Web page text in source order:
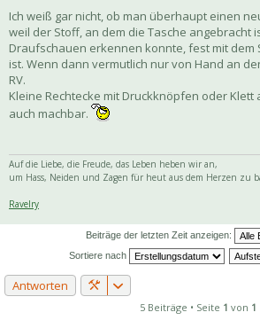
Ich weiß gar nicht, ob man überhaupt einen
weil der Stoff, an dem die Tasche angebracht
Draufschauen erkennen konnte, fest mit
ist. Wenn dann vermutlich nur von Hand an
RV.
Kleine Rechtecke mit Druckknöpfen oder Klett
auch machbar.
Auf die Liebe, die Freude, das Leben heben wir an,
um Hass, Neiden und Zagen für heut aus dem Herzen zu
Ravelry
Beiträge der letzten Zeit anzeigen:
Sortiere nach
Antworten
5 Beiträge • Seite 1 von 1